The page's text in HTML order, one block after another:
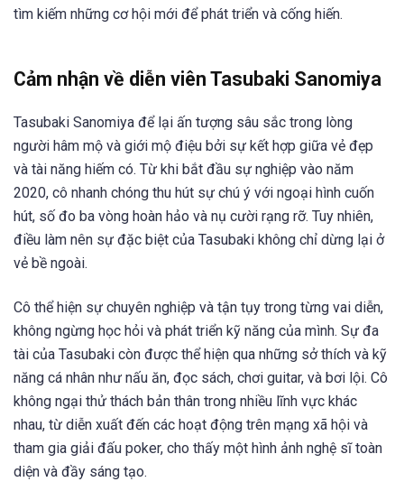
tìm kiếm những cơ hội mới để phát triển và cống hiến.
Cảm nhận về diễn viên Tasubaki Sanomiya
Tasubaki Sanomiya để lại ấn tượng sâu sắc trong lòng
người hâm mộ và giới mộ điệu bởi sự kết hợp giữa vẻ đẹp
và tài năng hiếm có. Từ khi bắt đầu sự nghiệp vào năm
2020, cô nhanh chóng thu hút sự chú ý với ngoại hình cuốn
hút, số đo ba vòng hoàn hảo và nụ cười rạng rỡ. Tuy nhiên,
điều làm nên sự đặc biệt của Tasubaki không chỉ dừng lại ở
vẻ bề ngoài.
Cô thể hiện sự chuyên nghiệp và tận tụy trong từng vai diễn,
không ngừng học hỏi và phát triển kỹ năng của mình. Sự đa
tài của Tasubaki còn được thể hiện qua những sở thích và kỹ
năng cá nhân như nấu ăn, đọc sách, chơi guitar, và bơi lội. Cô
không ngại thử thách bản thân trong nhiều lĩnh vực khác
nhau, từ diễn xuất đến các hoạt động trên mạng xã hội và
tham gia giải đấu poker, cho thấy một hình ảnh nghệ sĩ toàn
diện và đầy sáng tạo.